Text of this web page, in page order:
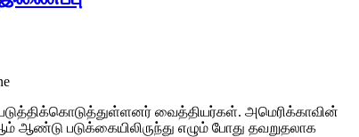
வைத்தியர்கள். அமெரிக்காவின்
படுக்கையிலிருந்து எழும் போது தவறுதலாக